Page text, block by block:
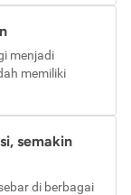
menjadi
memiliki
semakin
di berbagai